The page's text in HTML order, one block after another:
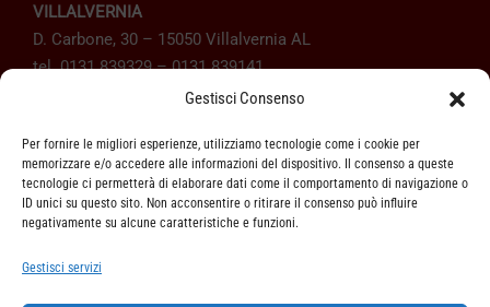
Gestisci Consenso
Per fornire le migliori esperienze, utilizziamo tecnologie come i cookie per
memorizzare e/o accedere alle informazioni del dispositivo. Il consenso a queste
tecnologie ci permetterà di elaborare dati come il comportamento di navigazione o
ID unici su questo sito. Non acconsentire o ritirare il consenso può influire
negativamente su alcune caratteristiche e funzioni.
Gestisci servizi
VILLALVERNIA
D. Carbone, 30 – 15050 Villalvernia AL
tel. 0131 839329 – 0131 839141
dal Lunedì al Sabato dalle 8.00 alle 12.00 e dalle
CHIUSURA INFRASETTIMANALE : MERCOLEDI’
POMERIGGIO